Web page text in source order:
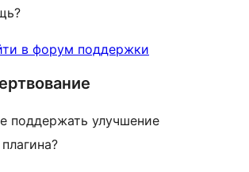
в форум поддержки
поддержать улучшение